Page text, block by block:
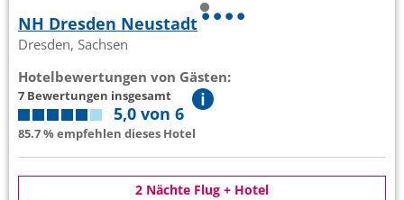
NH Dresden Neustadt
Dresden, Sachsen
Hotelbewertungen von Gästen:
7 Bewertungen insgesamt
5,0 von 6
85.7 % empfehlen dieses Hotel
2 Nächte Flug + Hotel